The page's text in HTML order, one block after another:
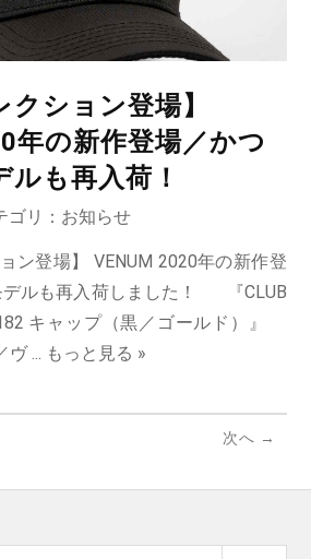
クション登場】
年の新作登場／かつ
も再入荷！
リ： お知らせ
ン登場】 VENUM 2020年の新作登
デルも再入荷しました！ 『CLUB
キャップ（黒／ゴールド）』
ヴ ... もっと見る »
次へ →